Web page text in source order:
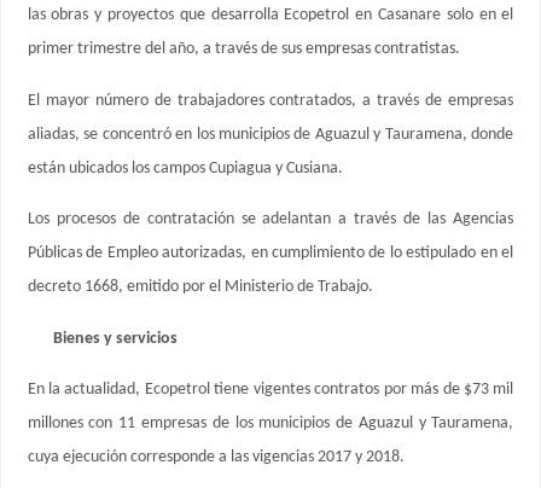
las obras y proyectos que desarrolla Ecopetrol en Casanare solo en el
primer trimestre del año, a través de sus empresas contratistas.
El mayor número de trabajadores contratados, a través de empresas
aliadas, se concentró en los municipios de Aguazul y Tauramena, donde
están ubicados los campos Cupiagua y Cusiana.
Los procesos de contratación se adelantan a través de las Agencias
Públicas de Empleo autorizadas, en cumplimiento de lo estipulado en el
decreto 1668, emitido por el Ministerio de Trabajo.
Bienes y servicios
En la actualidad, Ecopetrol tiene vigentes contratos por más de $73 mil
millones con 11 empresas de los municipios de Aguazul y Tauramena,
cuya ejecución corresponde a las vigencias 2017 y 2018.